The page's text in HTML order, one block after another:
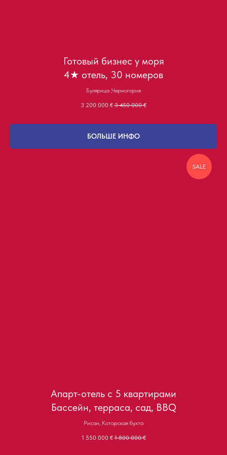
Готовый бизнес у моря
4★ отель, 30 номеров
Булярица ,Черногория
3 200 000 € 3 450 000 €
БОЛЬШЕ ИНФО
SALE
Апарт-отель с 5 квартирами
Бассейн, терраса, сад, BBQ
Рисан, Которская бухта
1 550 000 € 1 800 000 €